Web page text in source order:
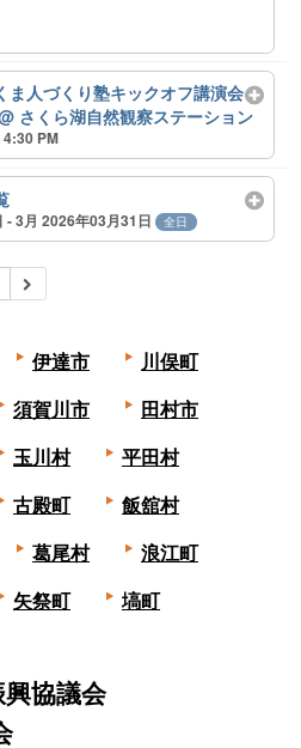
ま人づくり塾キックオフ講演会
さくら湖自然観察ステーション
PM
- 3月 2026年03月31日 全日
伊達市 川俣町
須賀川市 田村市
玉川村 平田村
古殿町 飯舘村
葛尾村 浪江町
矢祭町 塙町
協議会